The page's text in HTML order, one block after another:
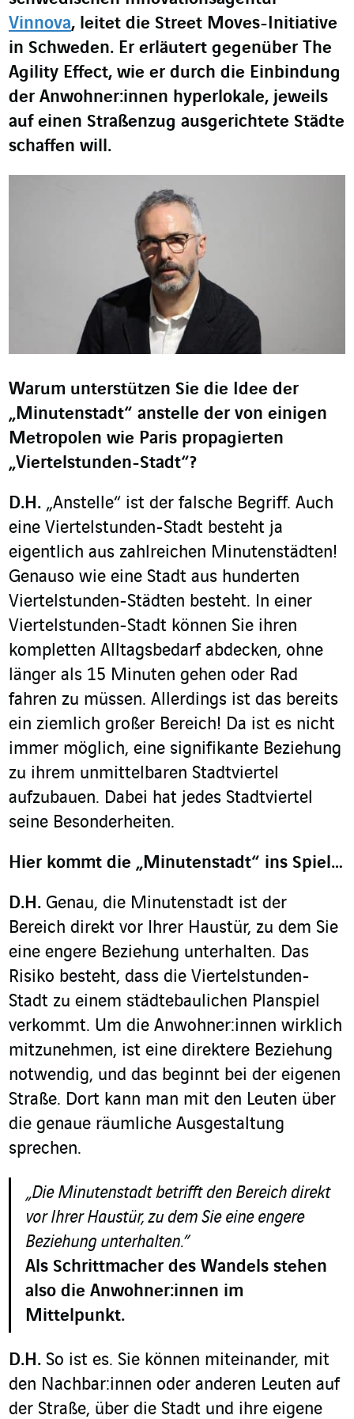
Vinnova, leitet die Street Moves-Initiative
in Schweden. Er erläutert gegenüber The
Agility Effect, wie er durch die Einbindung
der Anwohner:innen hyperlokale, jeweils
auf einen Straßenzug ausgerichtete Städte
schaffen will.
Warum unterstützen Sie die Idee der
„Minutenstadt“ anstelle der von einigen
Metropolen wie Paris propagierten
„Viertelstunden-Stadt“?
D.H. „Anstelle“ ist der falsche Begriff. Auch
eine Viertelstunden-Stadt besteht ja
eigentlich aus zahlreichen Minutenstädten!
Genauso wie eine Stadt aus hunderten
Viertelstunden-Städten besteht. In einer
Viertelstunden-Stadt können Sie ihren
kompletten Alltagsbedarf abdecken, ohne
länger als 15 Minuten gehen oder Rad
fahren zu müssen. Allerdings ist das bereits
ein ziemlich großer Bereich! Da ist es nicht
immer möglich, eine signifikante Beziehung
zu ihrem unmittelbaren Stadtviertel
aufzubauen. Dabei hat jedes Stadtviertel
seine Besonderheiten.
Hier kommt die „Minutenstadt“ ins Spiel…
D.H. Genau, die Minutenstadt ist der
Bereich direkt vor Ihrer Haustür, zu dem Sie
eine engere Beziehung unterhalten. Das
Risiko besteht, dass die Viertelstunden-
Stadt zu einem städtebaulichen Planspiel
verkommt. Um die Anwohner:innen wirklich
mitzunehmen, ist eine direktere Beziehung
notwendig, und das beginnt bei der eigenen
Straße. Dort kann man mit den Leuten über
die genaue räumliche Ausgestaltung
sprechen.
„Die Minutenstadt betrifft den Bereich direkt
vor Ihrer Haustür, zu dem Sie eine engere
Beziehung unterhalten.”
Als Schrittmacher des Wandels stehen
also die Anwohner:innen im
Mittelpunkt.
D.H. So ist es. Sie können miteinander, mit
den Nachbar:innen oder anderen Leuten auf
der Straße, über die Stadt und ihre eigene